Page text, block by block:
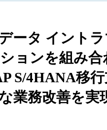
ータ イント
ョンを組み合
S/4HANA移行
業務改善を